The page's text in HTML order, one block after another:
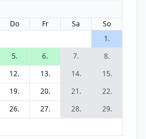
Do Fr Sa
So
1.
5. 6. 7.
8.
12. 13. 14.
15.
19. 20. 21.
22.
26. 27. 28.
29.